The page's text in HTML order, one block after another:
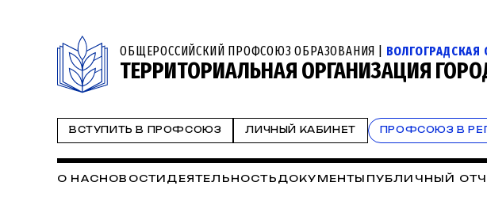
ОБЩЕРОССИЙСКИЙ ПРОФСОЮЗ ОБРАЗОВАНИЯ | ВОЛГОГРАДСКАЯ
ТЕРРИТОРИАЛЬНАЯ ОРГАНИЗАЦИЯ
ВСТУПИТЬ В ПРОФСОЮЗ ЛИЧНЫЙ КАБИНЕТ ПРОФСОЮЗ В
О НАСНОВОСТИ ДЕЯТЕЛЬНОСТЬ ДОКУМЕНТЫ ПУБЛИЧНЫЙ